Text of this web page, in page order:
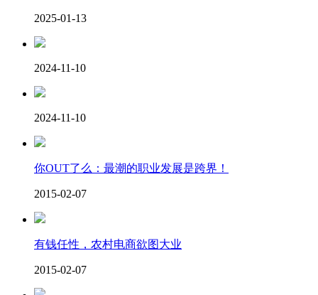
2025-01-13
2024-11-10
2024-11-10
你OUT了么：最潮的职业发展是跨界！
2015-02-07
有钱任性，农村电商欲图大业
2015-02-07